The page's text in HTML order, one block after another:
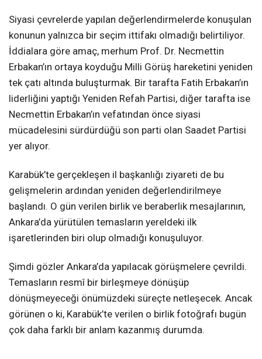
Siyasi çevrelerde yapılan değerlendirmelerde konuşulan
konunun yalnızca bir seçim ittifakı olmadığı belirtiliyor.
İddialara göre amaç, merhum Prof. Dr. Necmettin
Erbakan’ın ortaya koyduğu Milli Görüş hareketini yeniden
tek çatı altında buluşturmak. Bir tarafta Fatih Erbakan’ın
liderliğini yaptığı Yeniden Refah Partisi, diğer tarafta ise
Necmettin Erbakan’ın vefatından önce siyasi
mücadelesini sürdürdüğü son parti olan Saadet Partisi
yer alıyor.
Karabük’te gerçekleşen il başkanlığı ziyareti de bu
gelişmelerin ardından yeniden değerlendirilmeye
başlandı. O gün verilen birlik ve beraberlik mesajlarının,
Ankara’da yürütülen temasların yereldeki ilk
işaretlerinden biri olup olmadığı konuşuluyor.
Şimdi gözler Ankara’da yapılacak görüşmelere çevrildi.
Temasların resmî bir birleşmeye dönüşüp
dönüşmeyeceği önümüzdeki süreçte netleşecek. Ancak
görünen o ki, Karabük’te verilen o birlik fotoğrafı bugün
çok daha farklı bir anlam kazanmış durumda.